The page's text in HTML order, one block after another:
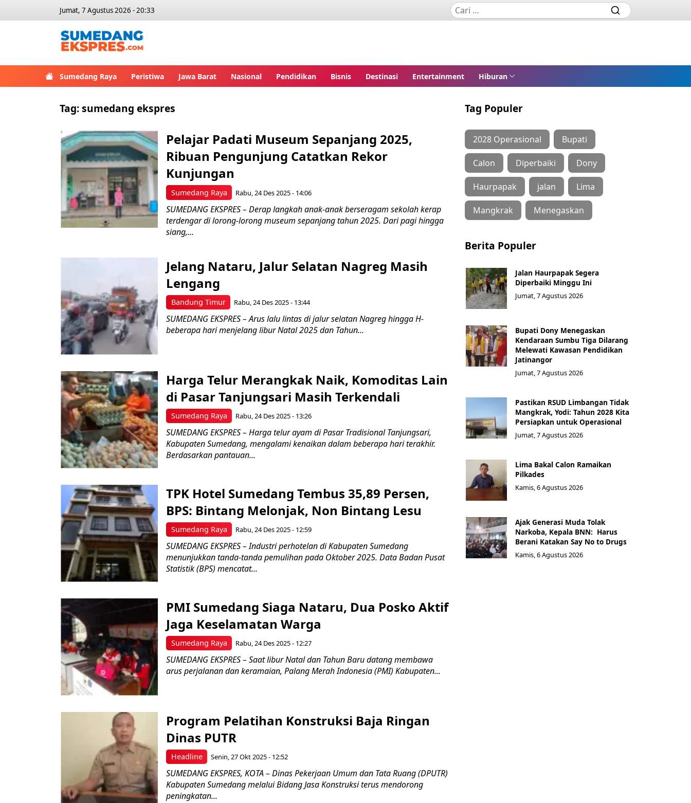
Jumat, 7 Agustus 2026 - 20:33
Sumedang Raya Peristiwa Jawa Barat Nasional Pendidikan Bisnis Destinasi Entertainment Hiburan
Tag:sumedang ekspres
Sumedang Raya
Pelajar Padati Museum Sepanjang 2025,
Ribuan Pengunjung Catatkan Rekor
Kunjungan
Rabu, 24 Des 2025 - 14:06
SUMEDANG EKSPRES – Derap langkah anak-anak berseragam sekolah kerap
terdengar di lorong-lorong museum sepanjang tahun 2025. Dari pagi hingga
siang,...
Bandung Timur
Jelang Nataru, Jalur Selatan Nagreg Masih
Lengang
Rabu, 24 Des 2025 - 13:44
SUMEDANG EKSPRES – Arus lalu lintas di jalur selatan Nagreg hingga H-
beberapa hari menjelang libur Natal 2025 dan Tahun...
Sumedang Raya
Harga Telur Merangkak Naik, Komoditas Lain
di Pasar Tanjungsari Masih Terkendali
Rabu, 24 Des 2025 - 13:26
SUMEDANG EKSPRES – Harga telur ayam di Pasar Tradisional Tanjungsari,
Kabupaten Sumedang, mengalami kenaikan dalam beberapa hari terakhir.
Berdasarkan pantauan...
Sumedang Raya
TPK Hotel Sumedang Tembus 35,89 Persen,
BPS: Bintang Melonjak, Non Bintang Lesu
Rabu, 24 Des 2025 - 12:59
SUMEDANG EKSPRES – Industri perhotelan di Kabupaten Sumedang
menunjukkan tanda-tanda pemulihan pada Oktober 2025. Data Badan Pusat
Statistik (BPS) mencatat...
Sumedang Raya
PMI Sumedang Siaga Nataru, Dua Posko Aktif
Jaga Keselamatan Warga
Rabu, 24 Des 2025 - 12:27
SUMEDANG EKSPRES – Saat libur Natal dan Tahun Baru datang membawa
arus perjalanan dan keramaian, Palang Merah Indonesia (PMI) Kabupaten...
Headline
Program Pelatihan Konstruksi Baja Ringan
Dinas PUTR
Senin, 27 Okt 2025 - 12:52
SUMEDANG EKSPRES, KOTA – Dinas Pekerjaan Umum dan Tata Ruang (DPUTR)
Kabupaten Sumedang melalui Bidang Jasa Konstruksi terus mendorong
peningkatan...
Tag Populer
2028 Operasional Bupati
Calon Diperbaiki Dony
Haurpapak jalan Lima
Mangkrak Menegaskan
Berita Populer
Jalan Haurpapak Segera
Diperbaiki Minggu Ini
Jumat, 7 Agustus 2026
Bupati Dony Menegaskan
Kendaraan Sumbu Tiga Dilarang
Melewati Kawasan Pendidikan
Jatinangor
Jumat, 7 Agustus 2026
Pastikan RSUD Limbangan Tidak
Mangkrak, Yodi: Tahun 2028 Kita
Persiapkan untuk Operasional
Jumat, 7 Agustus 2026
Lima Bakal Calon Ramaikan
Pilkades
Kamis, 6 Agustus 2026
Ajak Generasi Muda Tolak
Narkoba, Kepala BNN: Harus
Berani Katakan Say No to Drugs
Kamis, 6 Agustus 2026